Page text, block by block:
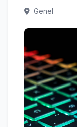
Genel